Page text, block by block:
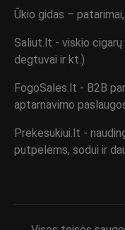
Ūkio gidas –
Saliut.lt - viskio cigarų
degtuvai ir kt.)
FogoSales.lt - B2B
aptarnavimo
Prekesukiui.lt -
putpelėms, sodui ir